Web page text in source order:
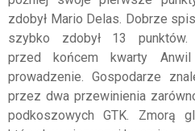
zdobył Mario Delas. Dobrze
szybko zdobył 13
przed końcem kwarty Anwil
prowadzenie. Gospodarze
przez dwa przewinienia
podkoszowych GTK. Zmorą